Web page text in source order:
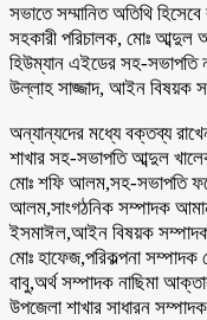
সভাতে সম্মানিত অতিথি
সহকারী পরিচালক, মোঃ আব্দুল
হিউম্যান এইডের সহ-
উল্লাহ সাজ্জাদ, আইন বিষয়ক
অন্যান্যদের মধ্যে বক্তব্য
শাখার সহ-সভাপতি আব্দুল
মোঃ শফি আলম,সহ-সভাপতি
আলম,সাংগঠনিক সম্পাদক
ইসমাঈল,আইন বিষয়ক
মোঃ হাফেজ,পরিকল্পনা সম্পাদক
বাবু,অর্থ সম্পাদক নাছিমা
উপজেলা শাখার সাধারন